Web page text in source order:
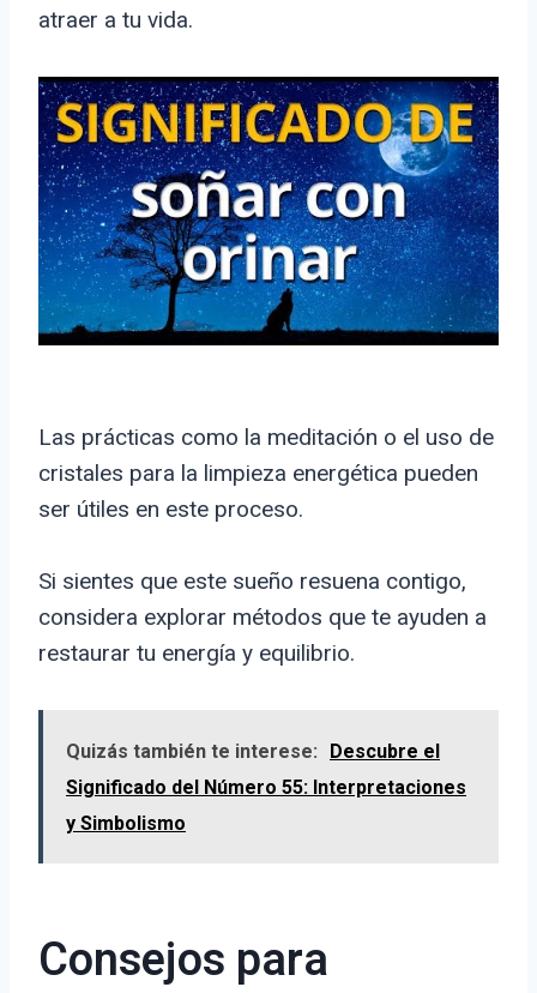
atraer a tu vida.
Las prácticas como la meditación o el uso de
cristales para la limpieza energética pueden
ser útiles en este proceso.
Si sientes que este sueño resuena contigo,
considera explorar métodos que te ayuden a
restaurar tu energía y equilibrio.
Quizás también te interese:
Descubre el
Significado del Número 55: Interpretaciones
y Simbolismo
Consejos para